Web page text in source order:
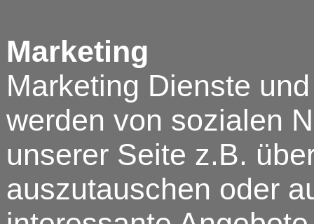
Marketing
Marketing Dienste
werden von sozialen
unserer Seite z.B.
auszutauschen oder